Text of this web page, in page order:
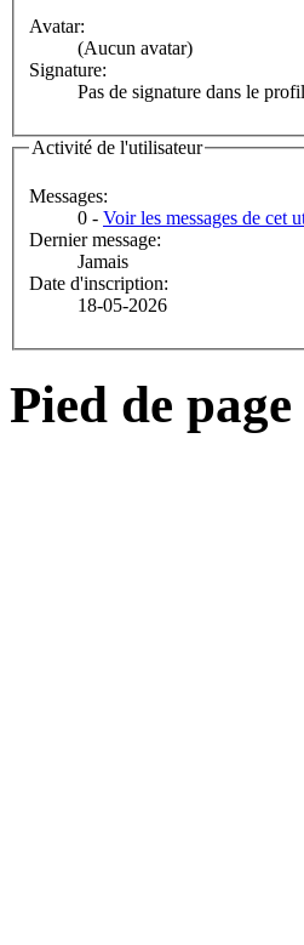
Avatar:
(Aucun avatar)
Signature:
Pas de signature dans le
Activité de l'utilisateur
Messages:
0 - Voir les messages de cet
Dernier message:
Jamais
Date d'inscription:
18-05-2026
Pied de